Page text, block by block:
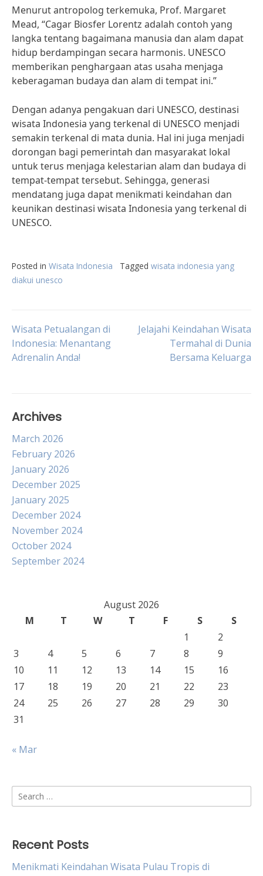
Menurut antropolog terkemuka, Prof. Margaret
Mead, “Cagar Biosfer Lorentz adalah contoh yang
langka tentang bagaimana manusia dan alam dapat
hidup berdampingan secara harmonis. UNESCO
memberikan penghargaan atas usaha menjaga
keberagaman budaya dan alam di tempat ini.”
Dengan adanya pengakuan dari UNESCO, destinasi
wisata Indonesia yang terkenal di UNESCO menjadi
semakin terkenal di mata dunia. Hal ini juga menjadi
dorongan bagi pemerintah dan masyarakat lokal
untuk terus menjaga kelestarian alam dan budaya di
tempat-tempat tersebut. Sehingga, generasi
mendatang juga dapat menikmati keindahan dan
keunikan destinasi wisata Indonesia yang terkenal di
UNESCO.
Posted in Wisata Indonesia Tagged wisata indonesia yang
diakui unesco
Post
navigation
Wisata Petualangan di
Indonesia: Menantang
Adrenalin Anda!
Jelajahi Keindahan Wisata
Termahal di Dunia
Bersama Keluarga
Archives
March 2026
February 2026
January 2026
December 2025
January 2025
December 2024
November 2024
October 2024
September 2024
August 2026
M
T W T F S
S
1
2
3
4 5 6 7 8
9
10
11 12 13 14 15
16
17
18 19 20 21 22
23
24
25 26 27 28 29
30
31
« Mar
Search
for:
Recent Posts
Menikmati Keindahan Wisata Pulau Tropis di